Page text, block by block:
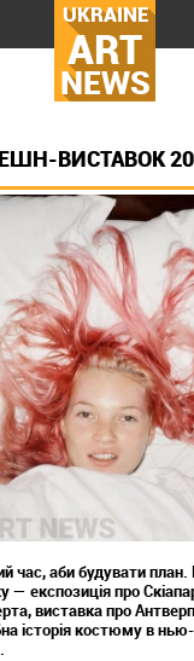
UKRAINE
ART
NEWS
ВИСТАВОК
час, аби будувати план.
— експозиція про
виставка про
історія костюму внью-